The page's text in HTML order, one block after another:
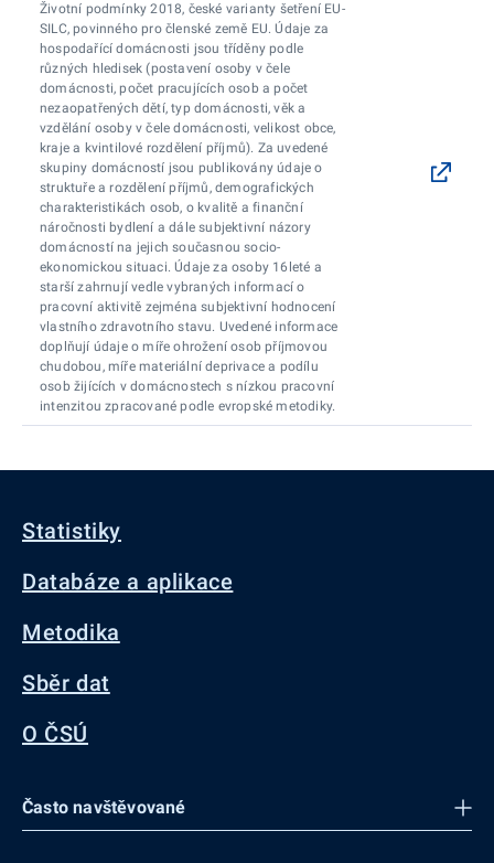
Životní podmínky 2018, české varianty šetření EU-
SILC, povinného pro členské země EU. Údaje za
hospodařící domácnosti jsou tříděny podle
různých hledisek (postavení osoby v čele
domácnosti, počet pracujících osob a počet
nezaopatřených dětí, typ domácnosti, věk a
vzdělání osoby v čele domácnosti, velikost obce,
kraje a kvintilové rozdělení příjmů). Za uvedené
skupiny domácností jsou publikovány údaje o
struktuře a rozdělení příjmů, demografických
charakteristikách osob, o kvalitě a finanční
náročnosti bydlení a dále subjektivní názory
domácností na jejich současnou socio-
ekonomickou situaci. Údaje za osoby 16leté a
starší zahrnují vedle vybraných informací o
pracovní aktivitě zejména subjektivní hodnocení
vlastního zdravotního stavu. Uvedené informace
doplňují údaje o míře ohrožení osob příjmovou
chudobou, míře materiální deprivace a podílu
osob žijících v domácnostech s nízkou pracovní
intenzitou zpracované podle evropské metodiky.
Statistiky
Databáze a aplikace
Metodika
Sběr dat
O ČSÚ
Často navštěvované